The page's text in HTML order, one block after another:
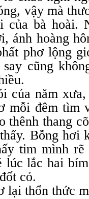
vậy mà
của bà hoài.
ánh hoàng
phơ lộng
cũng
của năm
mỗi đêm tìm
thênh thang
Bỗng hơi
tim mình
lúc lắc hai
cỏ.
lại thổn thức